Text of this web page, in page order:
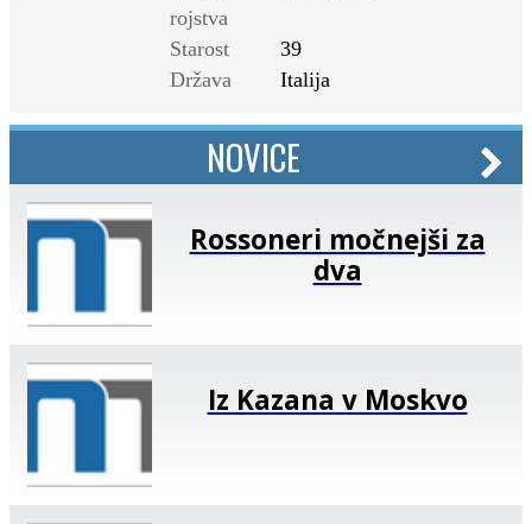
rojstva
Starost
39
Država
Italija
NOVICE
Rossoneri močnejši za
dva
Iz Kazana v Moskvo